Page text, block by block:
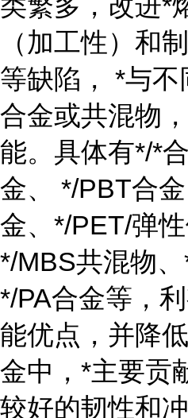
（加工性）和
等缺陷， *与
合金或共混物
能。具体有*/*
金、 */PBT合
金、*/PET/弹性
*/MBS共混物、
*/PA合金等，
能优点，并降
金中，*主要贡
较好的韧性和